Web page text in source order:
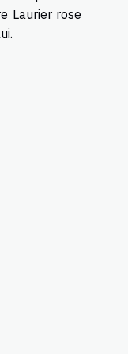
Laurier rose